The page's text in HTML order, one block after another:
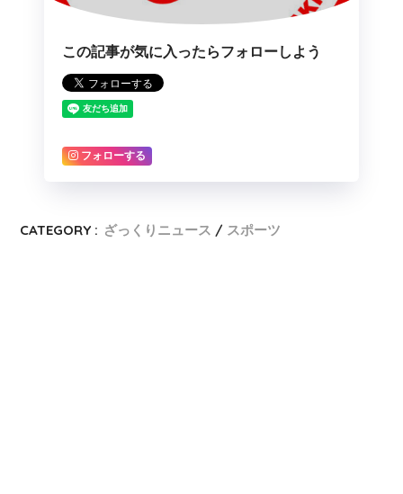
この記事が気に入ったらフォローしよう
フォローする
CATEGORY : ざっくりニュース スポーツ